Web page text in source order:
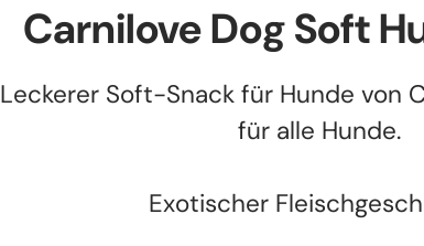
Carnilove Dog Soft
Leckerer Soft-Snack für Hunde von
für alle Hunde.
Exotischer